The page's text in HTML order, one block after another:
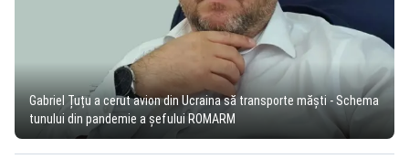
Gabriel Țuțu a cerut avion din Ucraina să transporte măști - Schema
tunului din pandemie a șefului ROMARM